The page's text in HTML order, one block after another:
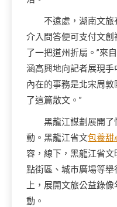
不遠處，湖南文
介入問答便可支付文創
了一把道州折扇。”來
涵高興地向記者展現手
內在的事務是北宋周
了這篇散文。”
黑龍江謀劃展開
動。黑龍江省文包養甜
容，線下，黑龍江省
點街區、城市廣場等
上，展開文旅公益錄
動。